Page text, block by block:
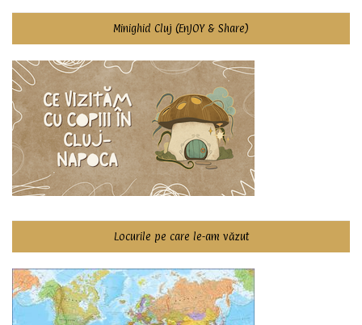
Minighid Cluj (EnJOY & Share)
Locurile pe care le-am văzut